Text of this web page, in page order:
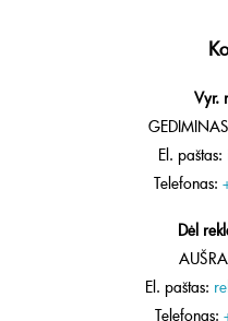
Vyr.
El. paštas:
Telefonas:
Dėl
El. paštas:
Telefonas: